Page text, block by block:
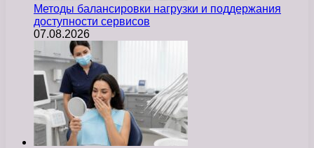
Методы балансировки нагрузки и поддержания
доступности сервисов
07.08.2026